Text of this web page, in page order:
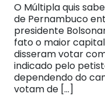
O Múltipla quis
de Pernambuco
presidente
fato o maior
disseram votar
indicado pelo
dependendo do
votam de […]